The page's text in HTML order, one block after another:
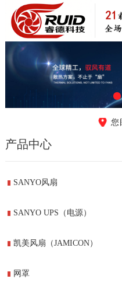
产品中心
SANYO风扇
SANYO UPS（电源）
凯美风扇（JAMICON）
网罩